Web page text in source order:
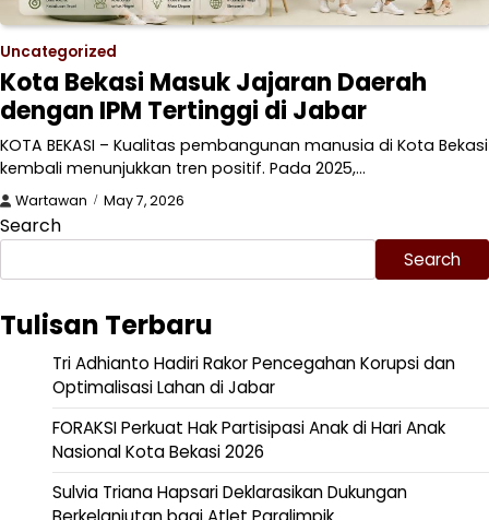
Uncategorized
Kota Bekasi Masuk Jajaran Daerah
dengan IPM Tertinggi di Jabar
KOTA BEKASI – Kualitas pembangunan manusia di Kota Bekasi
kembali menunjukkan tren positif. Pada 2025,…
Wartawan May 7, 2026
Search
Search
Tulisan Terbaru
Tri Adhianto Hadiri Rakor Pencegahan Korupsi dan
Optimalisasi Lahan di Jabar
FORAKSI Perkuat Hak Partisipasi Anak di Hari Anak
Nasional Kota Bekasi 2026
Sulvia Triana Hapsari Deklarasikan Dukungan